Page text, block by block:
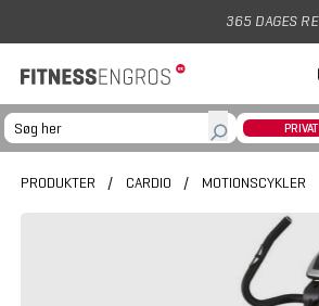
365 DAGES RETURRET
PRIVAT
PRODUKTER / CARDIO / MOTIONSCYKLER